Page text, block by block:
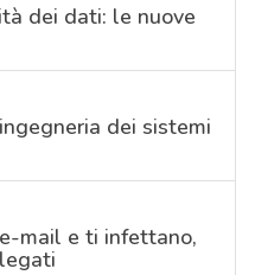
dei dati: le nuove
dei sistemi
mail e ti infettano,